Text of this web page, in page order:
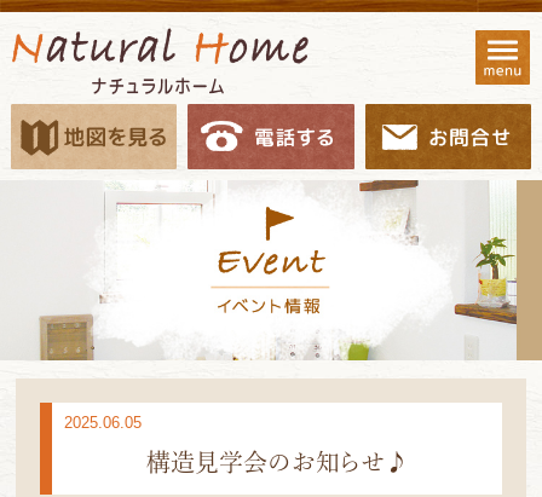
2025.06.05
構造見学会のお知らせ♪